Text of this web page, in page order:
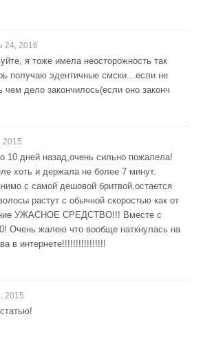
2016
я тоже имела неосторожность так
получаю эдентичные смски…если не
чем дело закончилось(если оно законч
10 дней назад,очень сильно пожалела!
хоть и держала не более 7 минут.
с самой дешовой бритвой,остается
растут с обычной скоростью как от
УЖАСНОЕ СРЕДСТВО!!! Вместе с
Очень жалею что вообще наткнулась на
в интернете!!!!!!!!!!!!!!!!
2015